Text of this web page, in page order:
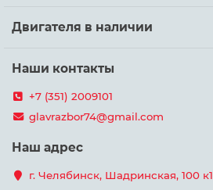
Двигателя в наличии
Наши контакты
+7 (351) 2009101
glavrazbor74@gmail.com
Наш адрес
г. Челябинск, Шадринская, 100 к1